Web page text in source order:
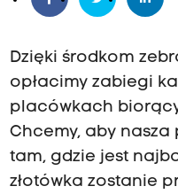
Dzięki środkom
opłacimy zabiegi
placówkach
Chcemy, aby
tam, gdzie jest
złotówka zostanie